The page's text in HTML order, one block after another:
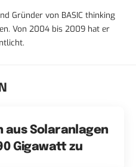
Gründer von BASIC thinking
Von 2004 bis 2009 hat er
aus Solaranlagen
Gigawatt zu